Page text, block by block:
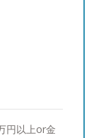
円以上or金